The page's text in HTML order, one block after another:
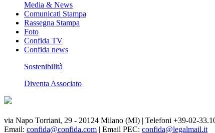
Media & News
Comunicati Stampa
Rassegna Stampa
Foto
Confida TV
Confida news
Sostenibilità
Diventa Associato
via Napo Torriani, 29 - 20124 Milano (MI) | Telefoni +39-02-
Email: confida@confida.com | Email PEC: confida@legalmail.it